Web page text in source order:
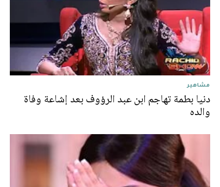
مشاهير
دنيا بطمة تهاجم ابن عبد الرؤوف بعد إشاعة وفاة
والده